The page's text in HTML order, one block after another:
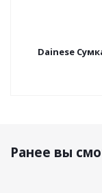
Dainese
Ранее вы